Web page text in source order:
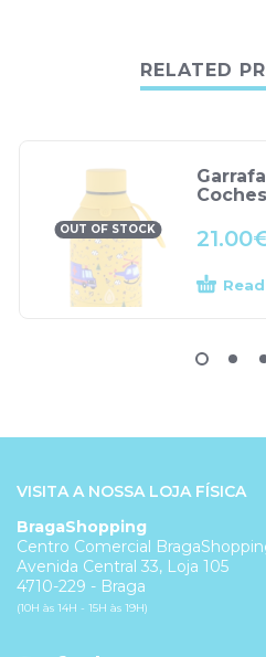
RELATED
OUT OF STOCK 21.00
VISITA A NOSSA LOJA FÍSICA
BragaShopping
Centro Comercial
Avenida Central 33, Loja 105
4710-229 - Braga
(10H às 14H - 15H às 19H)